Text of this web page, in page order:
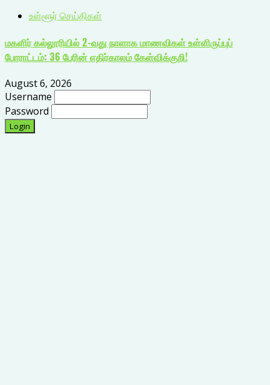
உள்ளூர் செய்திகள்
மகளிர் கல்லூரியில் 2-வது நாளாக மாணவிகள் உள்ளிருப்புப்
போராட்டம்: 36 பேரின் எதிர்காலம் கேள்விக்குறி!
August 6, 2026
Username
Password